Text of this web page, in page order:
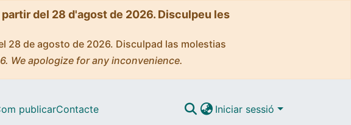
del 28 d'agost de 2026. Disculpeu les
28 de agosto de 2026. Disculpad las molestias
We apologize for any inconvenience.
publicarContacte Iniciar sessió